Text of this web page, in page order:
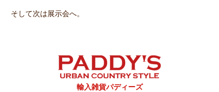
そして次は展示会へ。
輸入雑貨パディーズ